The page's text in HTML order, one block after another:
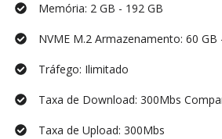
Memória: 2 GB - 192 GB
NVME M.2 Armazenamento: 60 GB
Tráfego: Ilimitado
Taxa de Download: 300Mbs
Taxa de Upload: 300Mbs